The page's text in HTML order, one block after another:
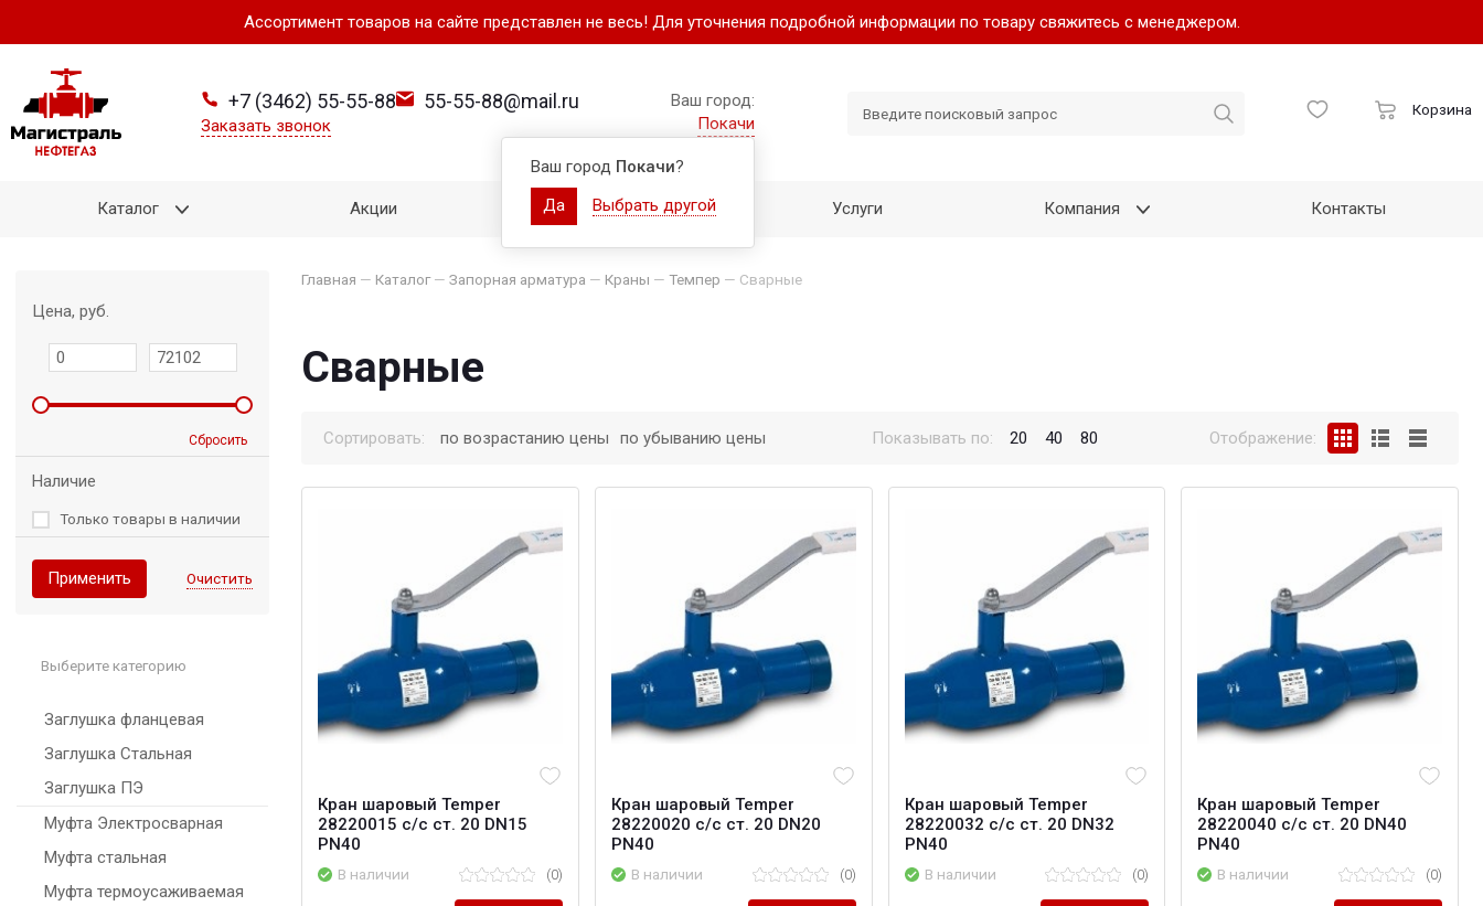
Ассортимент товаров на сайте представлен не весь! Для уточнения подробной информации по товару свяжитесь с менеджером.
+7 (3462) 55-55-88
Заказать звонок
55-55-88@mail.ru
Ваш город:
Покачи
Ваш город Покачи?
Да
Выбрать другой
Корзина
Каталог Акции Как купить Услуги Компания Контакты
Выберите категорию
Заглушка фланцевая
Заглушка Стальная
Заглушка ПЭ
Муфта Электросварная
Муфта стальная
Муфта термоусаживаемая
Цена, руб.
Сбросить
Наличие
Только товары в наличии
Применить Очистить
Главная — Каталог — Запорная арматура — Краны — Темпер — Сварные
Сварные
Сортировать: по возрастанию цены по убыванию цены Показывать по: 20 40 80 Отображение:
Кран шаровый Temper
28220015 с/с ст. 20 DN15
PN40
В наличии (0)
Кран шаровый Temper
28220020 с/с ст. 20 DN20
PN40
В наличии (0)
Кран шаровый Temper
28220032 с/с ст. 20 DN32
PN40
В наличии (0)
Кран шаровый Temper
28220040 с/с ст. 20 DN40
PN40
В наличии (0)